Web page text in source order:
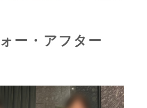
ー・アフター